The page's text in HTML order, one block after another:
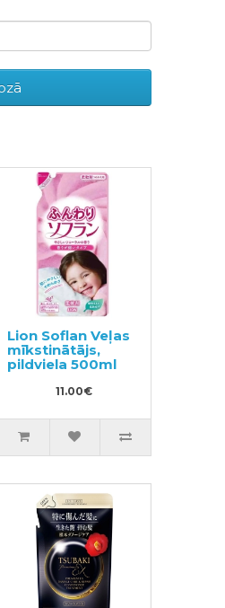
Lion Soflan Veļas
mīkstinātājs,
pildviela 500ml
11.00€